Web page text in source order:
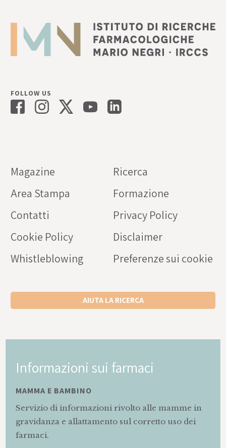
FOLLOW US
Magazine
Ricerca
Area Stampa
Formazione
Contatti
Privacy Policy
Cookie Policy
Disclaimer
Whistleblowing
Preferenze sui cookie
AIUTA LA RICERCA
Informazioni sui farmaci
MAMMA E BAMBINO
Servizio di informazioni rivolto alle mamme in
gravidanza e allattamento sul corretto uso dei
farmaci.